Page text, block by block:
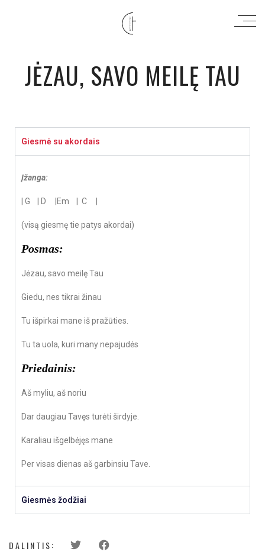
JĖZAU, SAVO MEILĘ TAU
Giesmė su akordais
Įžanga:
| G | D |Em | C |
(visą giesmę tie patys akordai)
Posmas:
Jėzau, savo meilę Tau
Giedu, nes tikrai žinau
Tu išpirkai mane iš pražūties.
Tu ta uola, kuri many nepajudės
Priedainis:
Aš myliu, aš noriu
Dar daugiau Tavęs turėti širdyje.
Karaliau išgelbėjęs mane
Per visas dienas aš garbinsiu Tave.
Giesmės žodžiai
DALINTIS: